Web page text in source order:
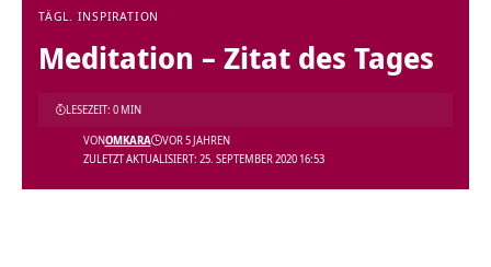
TÄGL. INSPIRATION
Meditation – Zitat des Tages
ZULETZT AKTUALISIERT: 25. SEPTEMBER 2020 16:53
VONOMKARA VOR 5 JAHREN
LESEZEIT: 0 MIN